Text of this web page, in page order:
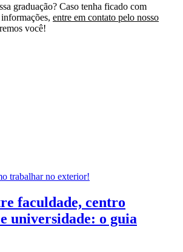
graduação? Caso tenha ficado com
entre em contato pelo nosso
você!
faculdade, centro
universidade: o guia